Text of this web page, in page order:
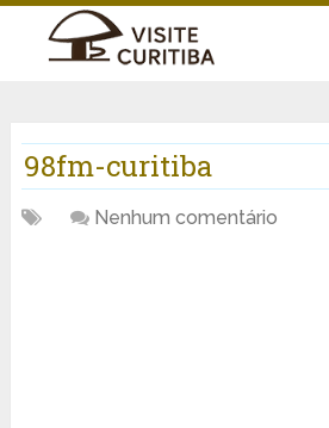
98fm-curitiba
Nenhum comentário